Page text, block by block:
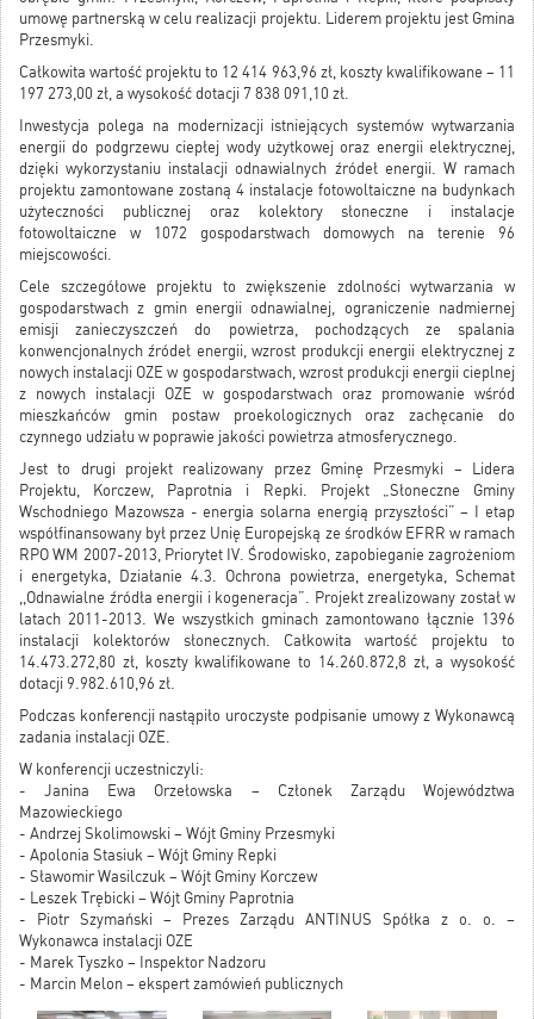
umowę partnerską w celu realizacji projektu. Liderem projektu jest Gmina
Przesmyki.
Całkowita wartość projektu to 12 414 963,96 zł, koszty kwalifikowane – 11
197 273,00 zł, a wysokość dotacji 7 838 091,10 zł.
Inwestycja polega na modernizacji istniejących systemów wytwarzania
energii do podgrzewu ciepłej wody użytkowej oraz energii elektrycznej,
dzięki wykorzystaniu instalacji odnawialnych źródeł energii. W ramach
projektu zamontowane zostaną 4 instalacje fotowoltaiczne na budynkach
użyteczności publicznej oraz kolektory słoneczne i instalacje
fotowoltaiczne w 1072 gospodarstwach domowych na terenie 96
miejscowości.
Cele szczegółowe projektu to zwiększenie zdolności wytwarzania w
gospodarstwach z gmin energii odnawialnej, ograniczenie nadmiernej
emisji zanieczyszczeń do powietrza, pochodzących ze spalania
konwencjonalnych źródeł energii, wzrost produkcji energii elektrycznej z
nowych instalacji OZE w gospodarstwach, wzrost produkcji energii cieplnej
z nowych instalacji OZE w gospodarstwach oraz promowanie wśród
mieszkańców gmin postaw proekologicznych oraz zachęcanie do
czynnego udziału w poprawie jakości powietrza atmosferycznego.
Jest to drugi projekt realizowany przez Gminę Przesmyki – Lidera
Projektu, Korczew, Paprotnia i Repki. Projekt „Słoneczne Gminy
Wschodniego Mazowsza - energia solarna energią przyszłości” – I etap
współfinansowany był przez Unię Europejską ze środków EFRR w ramach
RPO WM 2007-2013, Priorytet IV. Środowisko, zapobieganie zagrożeniom
i energetyka, Działanie 4.3. Ochrona powietrza, energetyka, Schemat
,,Odnawialne źródła energii i kogeneracja”. Projekt zrealizowany został w
latach 2011-2013. We wszystkich gminach zamontowano łącznie 1396
instalacji kolektorów słonecznych. Całkowita wartość projektu to
14.473.272,80 zł, koszty kwalifikowane to 14.260.872,8 zł, a wysokość
dotacji 9.982.610,96 zł.
Podczas konferencji nastąpiło uroczyste podpisanie umowy z Wykonawcą
zadania instalacji OZE.
W konferencji uczestniczyli:
- Janina Ewa Orzełowska – Członek Zarządu Województwa
Mazowieckiego
- Andrzej Skolimowski – Wójt Gminy Przesmyki
- Apolonia Stasiuk – Wójt Gminy Repki
- Sławomir Wasilczuk – Wójt Gminy Korczew
- Leszek Trębicki – Wójt Gminy Paprotnia
- Piotr Szymański – Prezes Zarządu ANTINUS Spółka z o. o. –
Wykonawca instalacji OZE
- Marek Tyszko – Inspektor Nadzoru
- Marcin Melon – ekspert zamówień publicznych